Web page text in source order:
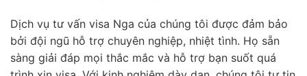
Dịch vụ tư vấn visa Nga của chúng tôi được đảm bảo
bởi đội ngũ hỗ trợ chuyên nghiệp, nhiệt tình. Họ sẵn
sàng giải đáp mọi thắc mắc và hỗ trợ bạn suốt quá